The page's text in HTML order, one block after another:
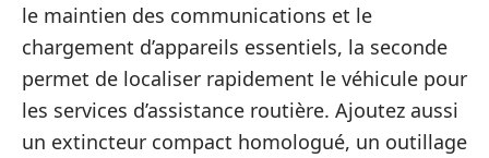
le maintien des communications et le
chargement d’appareils essentiels, la seconde
permet de localiser rapidement le véhicule pour
les services d’assistance routière. Ajoutez aussi
un extincteur compact homologué, un outillage